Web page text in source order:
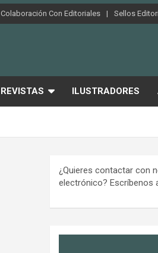
Colaboración Con Editoriales Sellos
REVISTAS ILUSTRADORES
¿Quieres contactar con
electrónico? Escríbenos